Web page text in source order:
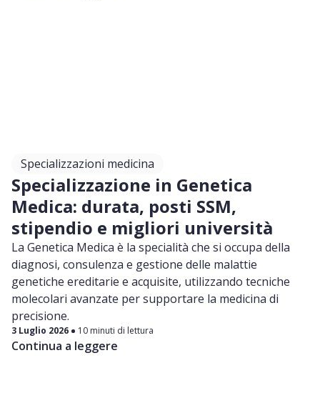
Specializzazioni medicina
Specializzazione in Genetica
Medica: durata, posti SSM,
stipendio e migliori università
La Genetica Medica è la specialità che si occupa della
diagnosi, consulenza e gestione delle malattie
genetiche ereditarie e acquisite, utilizzando tecniche
molecolari avanzate per supportare la medicina di
precisione.
3 Luglio 2026 10 minuti di lettura
Continua a leggere